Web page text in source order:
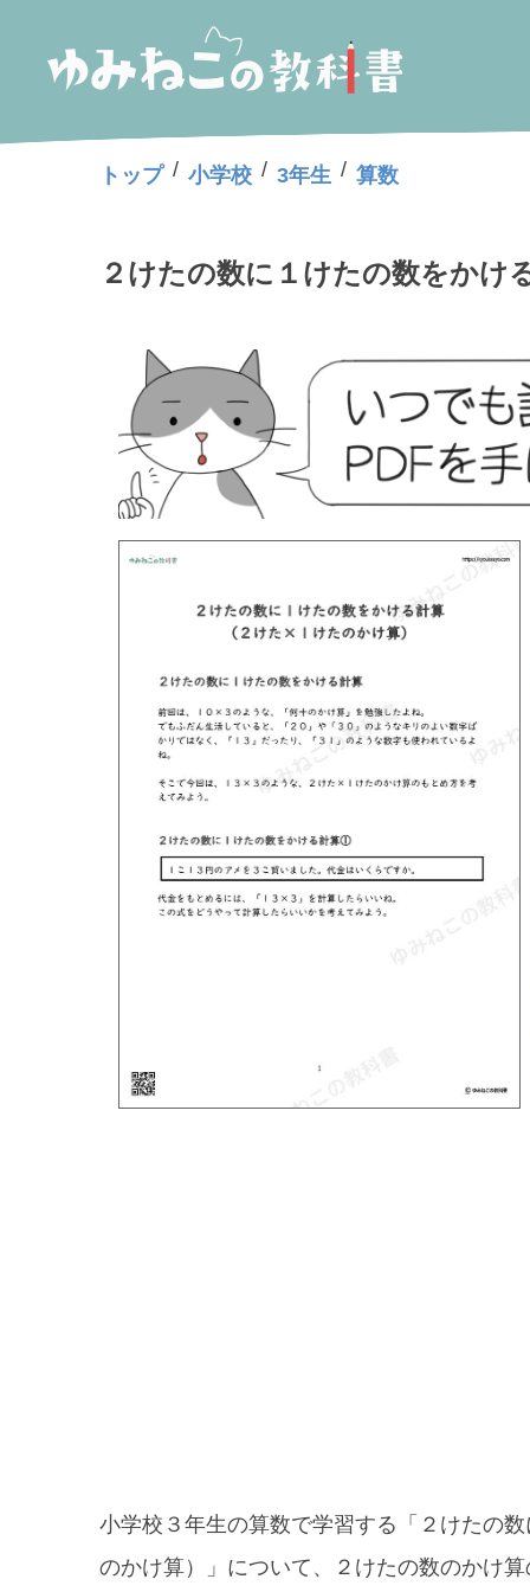
トップ / 小学校 / 3年生 / 算数
２けたの数に１けたの数をかけ
小学校３年生の算数で学習する「２けたの
のかけ算）」について、２けたの数のかけ